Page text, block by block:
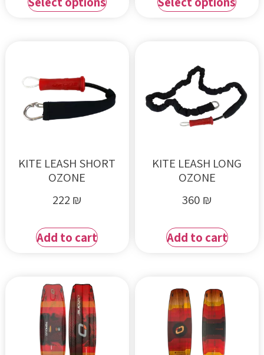
KITE LEASH LONG
OZONE
360 ₪
Add to cart
KITE LEASH SHORT
OZONE
222 ₪
Add to cart